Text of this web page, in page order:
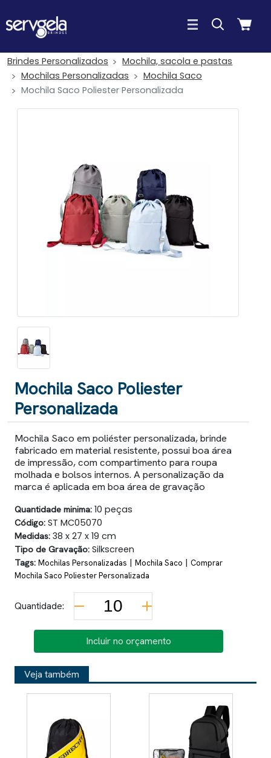
Brindes Personalizados
Mochila, sacola e pastas
Mochilas Personalizadas
Mochila Saco
Mochila Saco Poliester Personalizada
Mochila Saco Poliester
Personalizada
Mochila Saco em poliéster personalizada, brinde
fabricado em material resistente, possui boa área
de impressão, com compartimento para roupa
molhada e bolsos internos. A personalização da
marca é aplicada em boa área de gravação
Quantidade minima: 10 peças
Código: ST MC05070
Medidas: 38 x 27 x 19 cm
Tipo de Gravação: Silkscreen
Tags: Mochilas Personalizadas | Mochila Saco | Comprar
Mochila Saco Poliester Personalizada
Quantidade:
Incluir no orçamento
Veja também